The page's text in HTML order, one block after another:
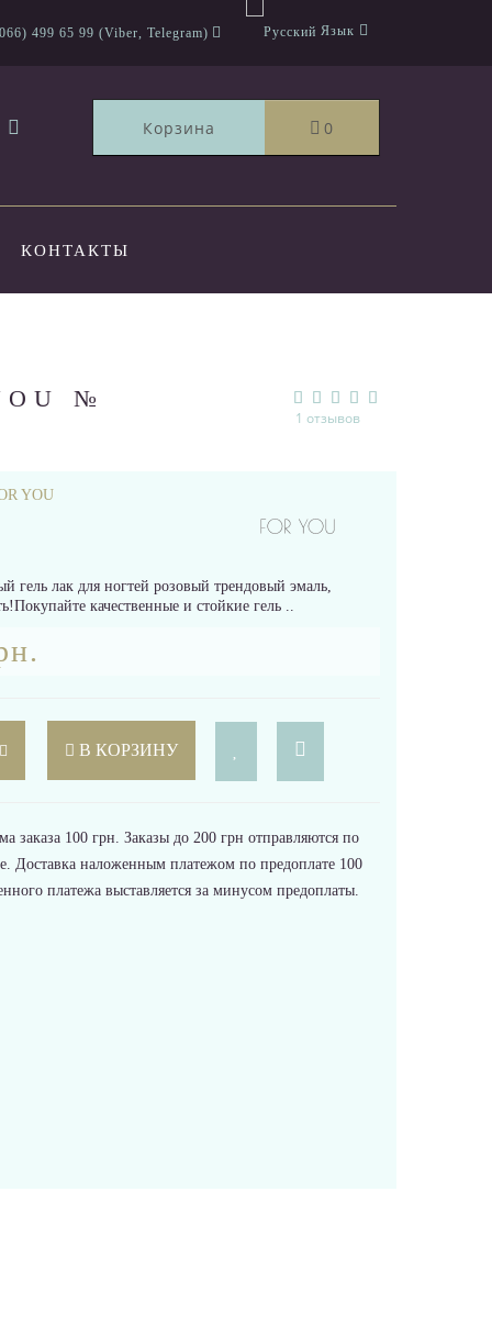
499 65 99 (Viber, Telegram) Язык
Корзина 0
КОНТАКТЫ
№
1 отзывов
YOU
гель лак для ногтей розовый трендовый эмаль,
качественные и стойкие гель ..
В КОРЗИНУ
заказа 100 грн. Заказы до 200 грн отправляются по
Доставка наложенным платежом по предоплате 100
платежа выставляется за минусом предоплаты.